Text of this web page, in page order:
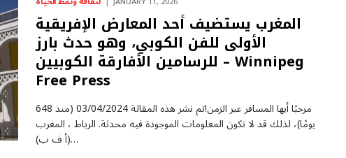
المغرب يستضيف أحد المعارض الإفريقية
الأولى للفن الكوبي، وهو حدث بارز
للرسامين الأفارقة الكوبيين – Winnipeg
Free Press
مرحبًا أيها المسافر عبر الزمن!تم نشر هذه المقالة 03/04/2024 (منذ 648
يومًا)، لذلك قد لا تكون المعلومات الموجودة فيه محدثة. الرباط ، المغرب
(أ ف ب)…